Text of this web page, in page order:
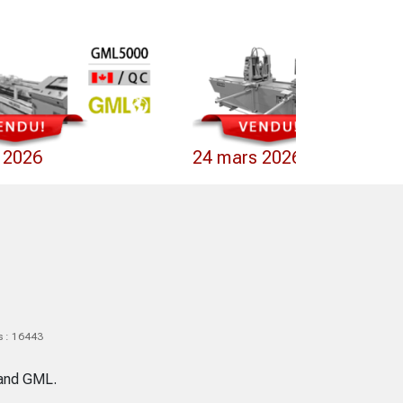
24 mars 2026
: 16443
GML.